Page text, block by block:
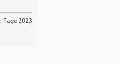
Tage 2023